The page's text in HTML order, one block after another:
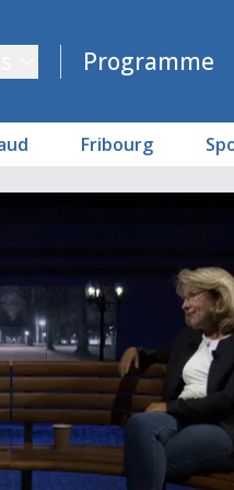
Programme
Fribourg